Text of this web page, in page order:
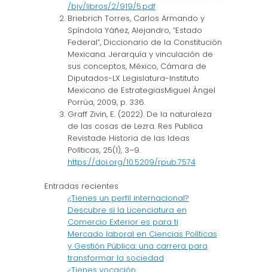
/bjv/libros/2/919/5.pdf
Briebrich Torres, Carlos Armando y
Spíndola Yáñez, Alejandro, “Estado
Federal”, Diccionario de la Constitución
Mexicana. Jerarquía y vinculación de
sus conceptos, México, Cámara de
Diputados-LX Legislatura-Instituto
Mexicano de EstrategiasMiguel Ángel
Porrúa, 2009, p. 336.
Graff Zivin, E. (2022). De la naturaleza
de las cosas de Lezra. Res Publica
Revistade Historia de las Ideas
Políticas, 25(1), 3–9.
https://doi.org/10.5209/rpub.7574
Entradas recientes
¿Tienes un perfil internacional?
Descubre si la Licenciatura en
Comercio Exterior es para ti
Mercado laboral en Ciencias Políticas
y Gestión Pública: una carrera para
transformar la sociedad